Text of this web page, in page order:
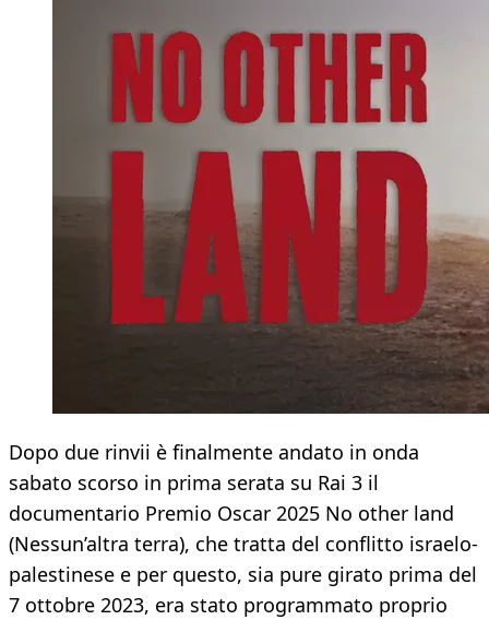
Dopo due rinvii è finalmente andato in onda
sabato scorso in prima serata su Rai 3 il
documentario Premio Oscar 2025 No other land
(Nessun’altra terra), che tratta del conflitto israelo-
palestinese e per questo, sia pure girato prima del
7 ottobre 2023, era stato programmato proprio